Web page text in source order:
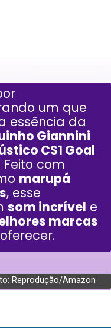
Reprodução/Amazon
um que
essência da
Giannini
CS1 Goal
com
marupá
, esse
som incrível e
marcas